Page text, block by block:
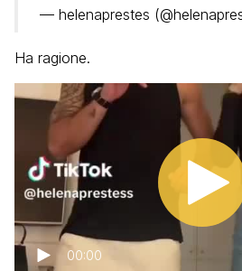
— helenaprestes
Ha ragione.
00:00